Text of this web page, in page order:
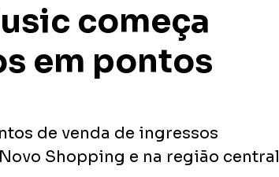
começa
em pontos
de venda de ingressos
Shopping e na região central